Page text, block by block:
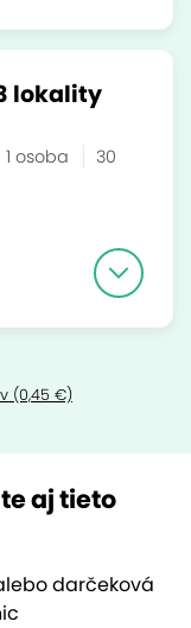
lokality
1 osoba
30
(0,45 €)
aj tieto
darčeková